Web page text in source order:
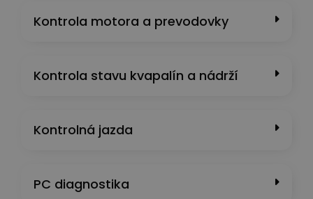
Kontrola motora a prevodovky
Kontrola stavu kvapalín a nádrží
Kontrolná jazda
PC diagnostika